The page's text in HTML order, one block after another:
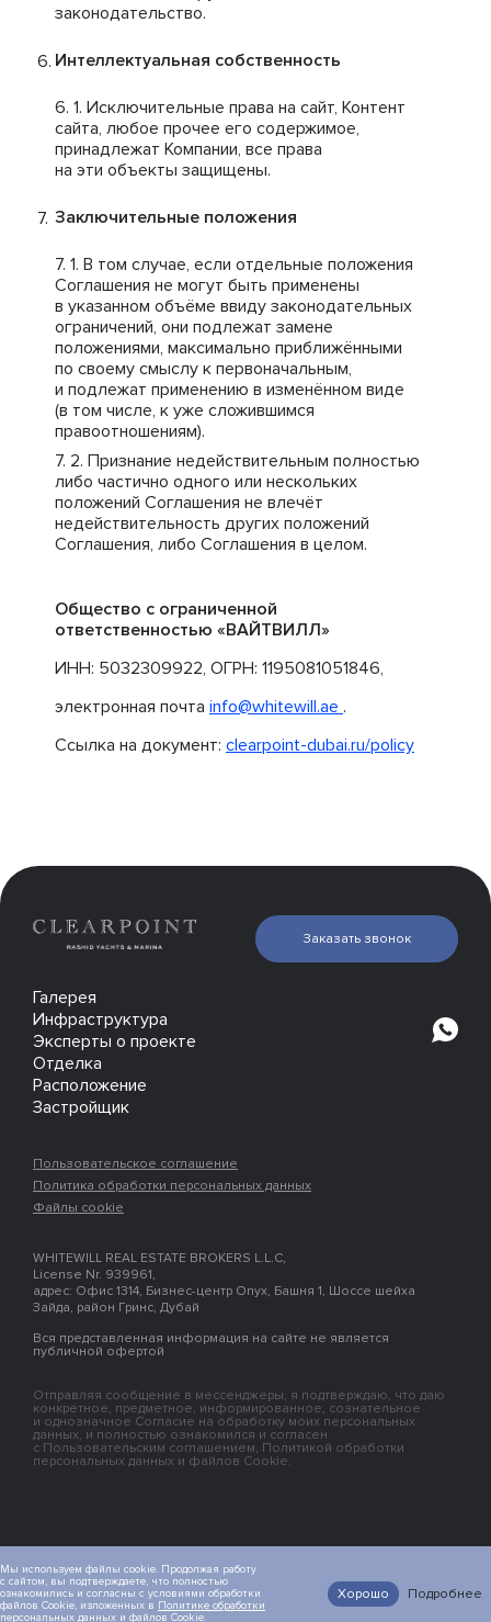
законодательство.
Интеллектуальная собственность
Исключительные права на сайт, Контент
сайта, любое прочее его содержимое,
принадлежат Компании, все права
на эти объекты защищены.
Заключительные положения
В том случае, если отдельные положения
Соглашения не могут быть применены
в указанном объёме ввиду законодательных
ограничений, они подлежат замене
положениями, максимально приближёнными
по своему смыслу к первоначальным,
и подлежат применению в изменённом виде
(в том числе, к уже сложившимся
правоотношениям).
Признание недействительным полностью
либо частично одного или нескольких
положений Соглашения не влечёт
недействительность других положений
Соглашения, либо Соглашения в целом.
Общество с ограниченной
ответственностью «ВАЙТВИЛЛ»
ИНН: 5032309922, ОГРН: 1195081051846,
электронная почта info@whitewill.ae .
Ссылка на документ: clearpoint-dubai.ru/policy
Галерея
Инфраструктура
Эксперты о проекте
Отделка
Расположение
Застройщик
Заказать звонок
Пользовательское соглашение
Политика обработки персональных данных
Файлы cookie
WHITEWILL REAL ESTATE BROKERS L.L.C,
License Nr. 939961,
адрес: Офис 1314, Бизнес-центр Onyx, Башня 1, Шоссе шейха
Зайда, район Гринс, Дубай
Вся представленная информация на сайте не является
публичной офертой
Отправляя сообщение в мессенджеры, я подтверждаю, что даю
конкретное, предметное, информированное, сознательное
и однозначное Согласие на обработку моих персональных
данных, и полностью ознакомился и согласен
с Пользовательским соглашением, Политикой обработки
персональных данных и файлов Cookie.
Мы используем файлы cookie. Продолжая работу
с сайтом, вы подтверждаете, что полностью
ознакомились и согласны с условиями обработки
файлов Cookie, изложенных в Политике обработки
персональных данных и файлов Cookie.
Хорошо Подробнее